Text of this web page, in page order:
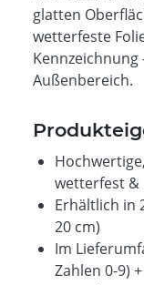
glatten
wetterfeste
Außenbereich.
wetterfest &
Erhältlich in
20 cm)
Im
Zahlen 0-9)